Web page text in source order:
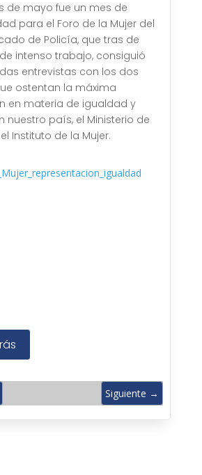
de mayo fue un mes de
para el Foro de la Mujer del
de Policía, que tras de
intenso trabajo, consiguió
entrevistas con los dos
ostentan la máxima
en materia de igualdad y
nuestro país, el Ministerio de
Instituto de la Mujer.
Siguiente →